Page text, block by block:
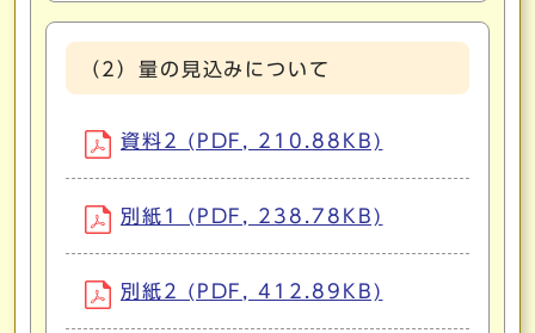
（2）量の見込みについて
資料2 (PDF, 210.88KB)
別紙1 (PDF, 238.78KB)
別紙2 (PDF, 412.89KB)